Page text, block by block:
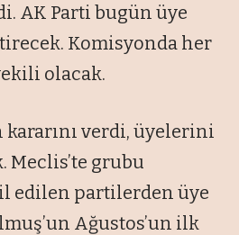
AK Parti bugün üye
Komisyonda her
olacak.
kararını verdi, üyelerini
grubu
edilen partilerden üye
Ağustos’un ilk